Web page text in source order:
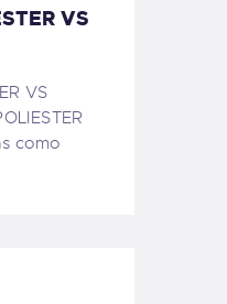
VS
VS
como